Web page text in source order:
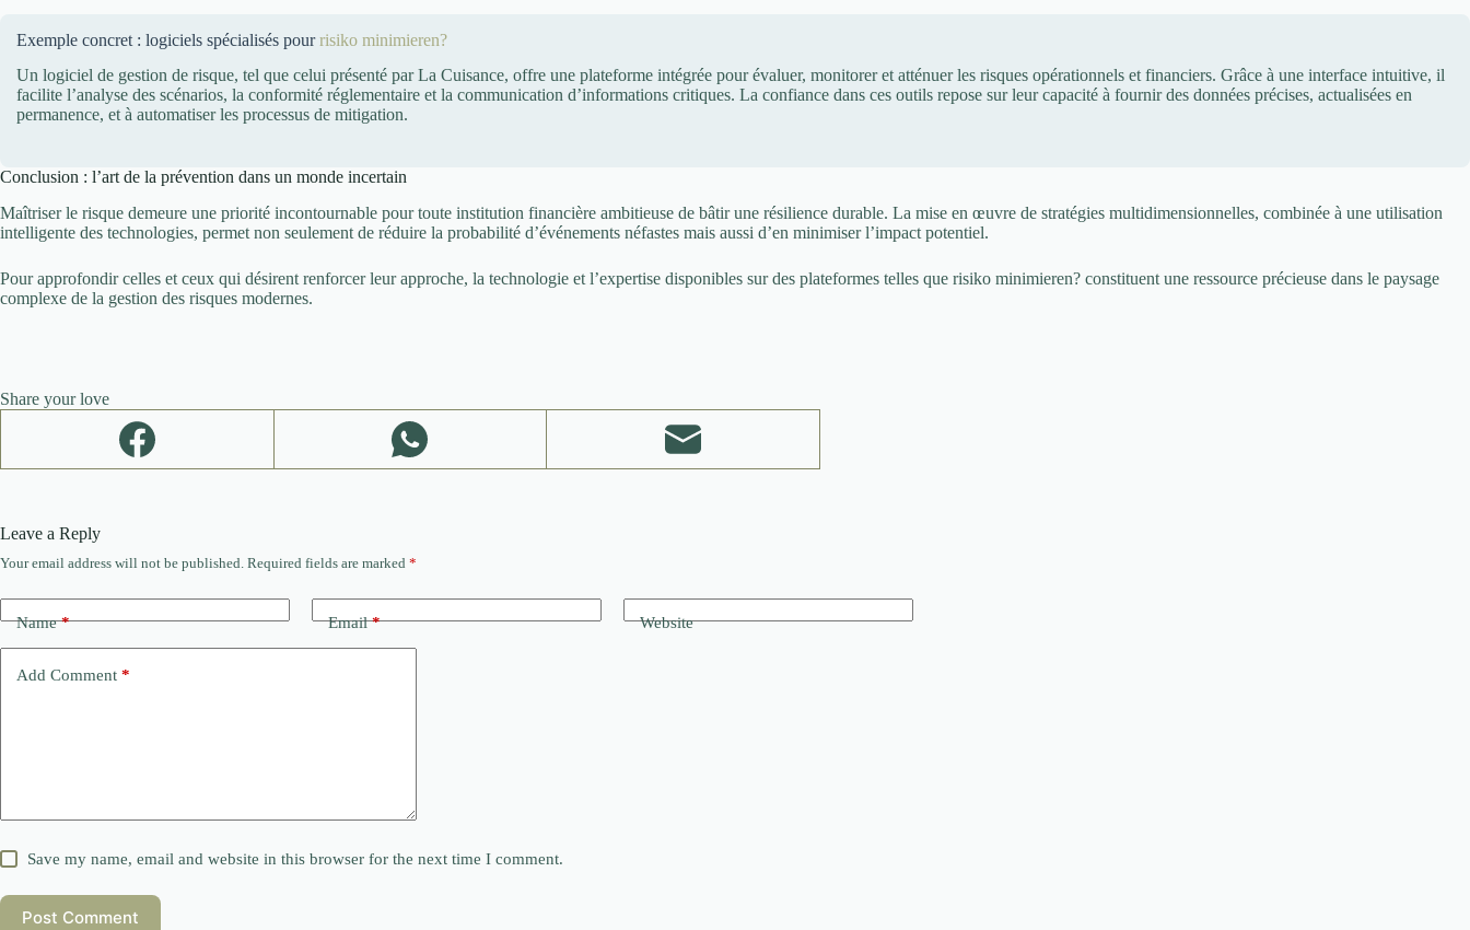
Exemple concret : logiciels spécialisés pourrisiko minimieren?
Un logiciel de gestion de risque, tel que celui présenté par La Cuisance, offre une plateforme intégrée pour évaluer, monitorer et atténuer les risques opérationnels et financiers. Grâce à une interface intuitive, il
facilite l’analyse des scénarios, la conformité réglementaire et la communication d’informations critiques. La confiance dans ces outils repose sur leur capacité à fournir des données précises, actualisées en
permanence, et à automatiser les processus de mitigation.
Conclusion : l’art de la prévention dans un monde incertain
Maîtriser le risque demeure une priorité incontournable pour toute institution financière ambitieuse de bâtir une résilience durable. La mise en œuvre de stratégies multidimensionnelles, combinée à une utilisation
intelligente des technologies, permet non seulement de réduire la probabilité d’événements néfastes mais aussi d’en minimiser l’impact potentiel.
Pour approfondir celles et ceux qui désirent renforcer leur approche, la technologie et l’expertise disponibles sur des plateformes telles que risiko minimieren? constituent une ressource précieuse dans le paysage
complexe de la gestion des risques modernes.
Share your love
Leave a Reply
Your email address will not be published. Required fields are marked *
Name* Email* Website
Add Comment *
Save my name, email and website in this browser for the next time I comment.
Post Comment